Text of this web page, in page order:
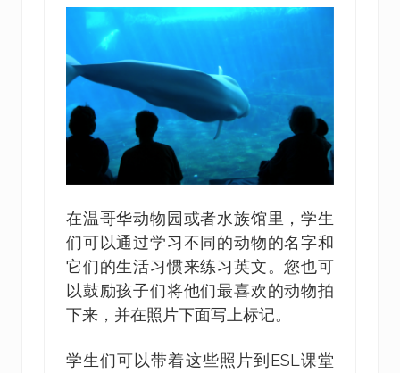
在温哥华动物园或者水族馆里，学生
们可以通过学习不同的动物的名字和
它们的生活习惯来练习英文。您也可
以鼓励孩子们将他们最喜欢的动物拍
下来，并在照片下面写上标记。
学生们可以带着这些照片到ESL课堂